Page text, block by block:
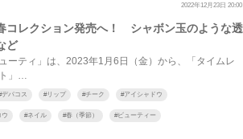
2022年12月23日 20:00
コレクション発売へ！ シャボン玉のような透
ど
ティ」は、2023年1月6日（金）から、「タイムレ
」…
デパコス #リップ #チーク #アイシャドウ
ウ #ネイル #春（季節） #ビューティー